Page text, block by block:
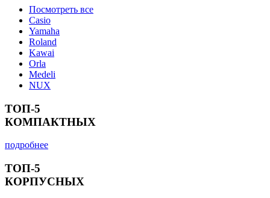
Посмотреть все
Casio
Yamaha
Roland
Kawai
Orla
Medeli
NUX
ТОП-5
КОМПАКТНЫХ
подробнее
ТОП-5
КОРПУСНЫХ